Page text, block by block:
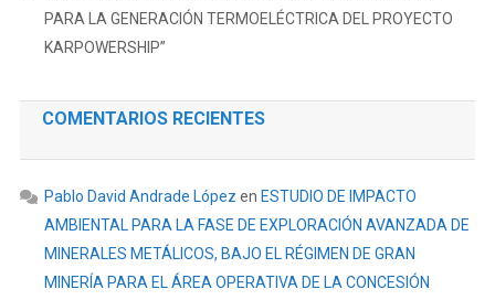
PARA LA GENERACIÓN TERMOELÉCTRICA DEL PROYECTO
KARPOWERSHIP”
COMENTARIOS RECIENTES
Pablo David Andrade López en ESTUDIO DE IMPACTO
AMBIENTAL PARA LA FASE DE EXPLORACIÓN AVANZADA DE
MINERALES METÁLICOS, BAJO EL RÉGIMEN DE GRAN
MINERÍA PARA EL ÁREA OPERATIVA DE LA CONCESIÓN